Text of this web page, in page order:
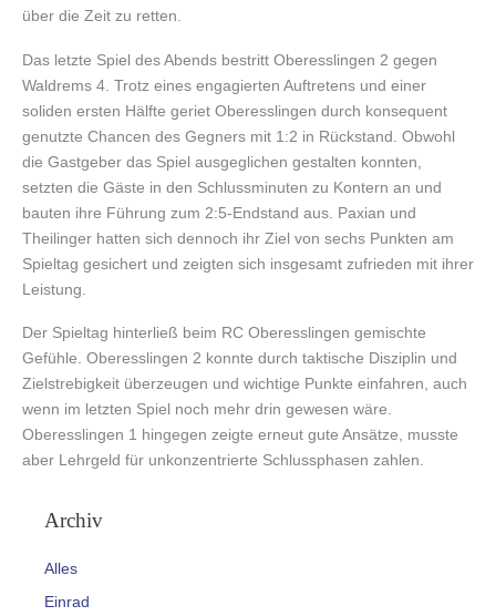
über die Zeit zu retten.
Das letzte Spiel des Abends bestritt Oberesslingen 2 gegen
Waldrems 4. Trotz eines engagierten Auftretens und einer
soliden ersten Hälfte geriet Oberesslingen durch konsequent
genutzte Chancen des Gegners mit 1:2 in Rückstand. Obwohl
die Gastgeber das Spiel ausgeglichen gestalten konnten,
setzten die Gäste in den Schlussminuten zu Kontern an und
bauten ihre Führung zum 2:5-Endstand aus. Paxian und
Theilinger hatten sich dennoch ihr Ziel von sechs Punkten am
Spieltag gesichert und zeigten sich insgesamt zufrieden mit ihrer
Leistung.
Der Spieltag hinterließ beim RC Oberesslingen gemischte
Gefühle. Oberesslingen 2 konnte durch taktische Disziplin und
Zielstrebigkeit überzeugen und wichtige Punkte einfahren, auch
wenn im letzten Spiel noch mehr drin gewesen wäre.
Oberesslingen 1 hingegen zeigte erneut gute Ansätze, musste
aber Lehrgeld für unkonzentrierte Schlussphasen zahlen.
Archiv
Alles
Einrad